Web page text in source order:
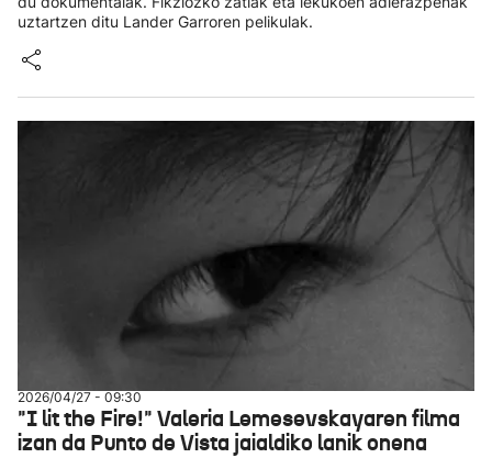
uztartzen ditu Lander Garroren pelikulak.
2026/04/27 - 09:30
"I lit the Fire!" Valeria Lemesevskayaren filma
izan da Punto de Vista jaialdiko lanik onena